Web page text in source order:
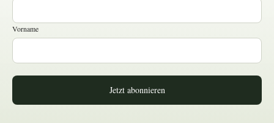
Vorname
Jetzt abonnieren